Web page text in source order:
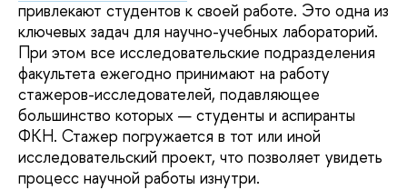
привлекают студентов к своей работе. Это одна из
ключевых задач для научно-учебных лабораторий.
При этом все исследовательские подразделения
факультета ежегодно принимают на работу
стажеров-исследователей, подавляющее
большинство которых — студенты и аспиранты
ФКН. Стажер погружается в тот или иной
исследовательский проект, что позволяет увидеть
процесс научной работы изнутри.